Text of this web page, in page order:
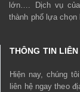
lớn…. Dịch vụ
thành phố lựa
THÔNG TIN LIÊN
Hiện nay, chúng
liên hệ ngay theo